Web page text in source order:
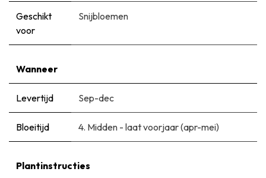
Geschikt
voor
Snijbloemen
Wanneer
Levertijd Sep-dec
Bloeitijd ​4. Midden - laat voorjaar (apr-mei)
Plantinstructies